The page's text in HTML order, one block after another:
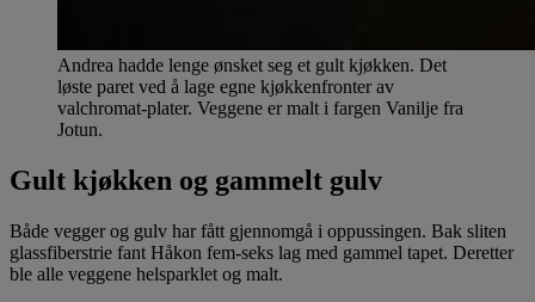
Andrea hadde lenge ønsket seg et gult kjøkken. Det
løste paret ved å lage egne kjøkkenfronter av
valchromat-plater. Veggene er malt i fargen Vanilje fra
Jotun.
Gult kjøkken og gammelt gulv
Både vegger og gulv har fått gjennomgå i oppussingen. Bak sliten
glassfiberstrie fant Håkon fem-seks lag med gammel tapet. Deretter
ble alle veggene helsparklet og malt.